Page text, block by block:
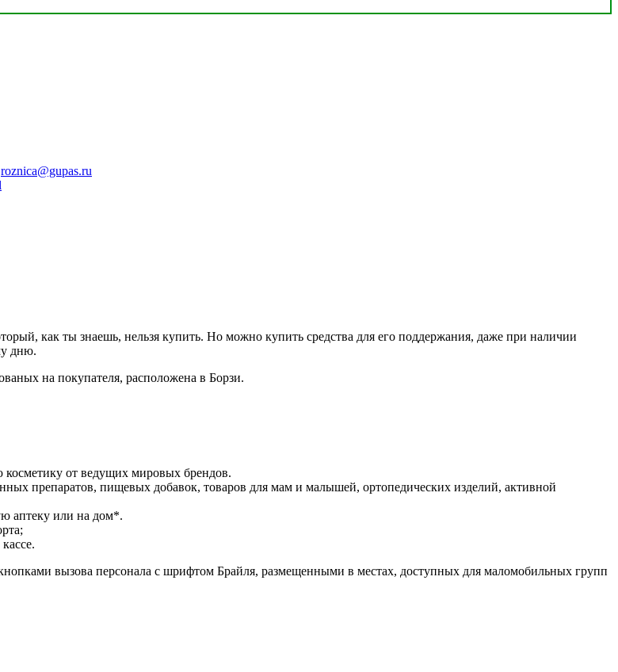
roznica@gupas.ru
как ты знаешь, нельзя купить. Но можно купить средства для его поддержания, даже при наличии
дню.
на покупателя, расположена в Борзи.
от ведущих мировых брендов.
препаратов, пищевых добавок, товаров для мам и малышей, ортопедических изделий, активной
аптеку или на дом*.
вызова персонала с шрифтом Брайля, размещенными в местах, доступных для маломобильных групп